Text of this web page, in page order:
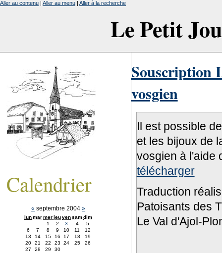
Le Petit
Aller au contenu | Aller au menu | Aller à la recherche
Souscription
vosgien
Il est possible
et les bijoux de
vosgien à l'aide
télécharger
Traduction
Patoisants des
Le Val d'Ajol-
Calendrier
« septembre 2004»
lunmarmerjeuvensamdim
1
2 3 4
5
6
7 8 9 10 11
12
13
14 15 16 17 18
19
20
21 22 23 24 25
26
27
28 29 30